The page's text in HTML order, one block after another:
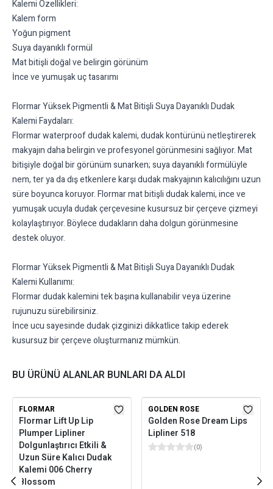
Kalemi Özellikleri:
Kalem form
Yoğun pigment
Suya dayanıklı formül
Mat bitişli doğal ve belirgin görünüm
İnce ve yumuşak uç tasarımı
Flormar Yüksek Pigmentli & Mat Bitişli Suya Dayanıklı Dudak
Kalemi Faydaları:
Flormar waterproof dudak kalemi, dudak kontürünü netleştirerek
makyajın daha belirgin ve profesyonel görünmesini sağlıyor. Mat
bitişiyle doğal bir görünüm sunarken; suya dayanıklı formülüyle
nem, ter ya da dış etkenlere karşı dudak makyajının kalıcılığını uzun
süre boyunca koruyor. Flormar mat bitişli dudak kalemi, ince ve
yumuşak ucuyla dudak çerçevesine kusursuz bir çerçeve çizmeyi
kolaylaştırıyor. Böylece dudakların daha dolgun görünmesine
destek oluyor.
Flormar Yüksek Pigmentli & Mat Bitişli Suya Dayanıklı Dudak
Kalemi Kullanımı:
Flormar dudak kalemini tek başına kullanabilir veya üzerine
rujunuzu sürebilirsiniz.
İnce ucu sayesinde dudak çizginizi dikkatlice takip ederek
kusursuz bir çerçeve oluşturmanız mümkün.
BU ÜRÜNÜ ALANLAR BUNLARI DA ALDI
FLORMAR
Flormar Lift Up Lip
Plumper Lipliner
Dolgunlaştırıcı Etkili &
Uzun Süre Kalıcı Dudak
Kalemi 006 Cherry
Blossom
GOLDEN ROSE
Golden Rose Dream Lips
Lipliner 518
(0)